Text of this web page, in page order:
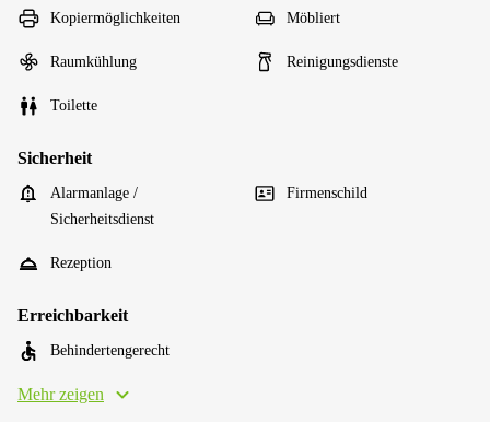
Kopiermöglichkeiten Möbliert
Raumkühlung Reinigungsdienste
Toilette
Sicherheit
Alarmanlage /
Sicherheitsdienst
Firmenschild
Rezeption
Erreichbarkeit
Behindertengerecht
Mehr zeigen